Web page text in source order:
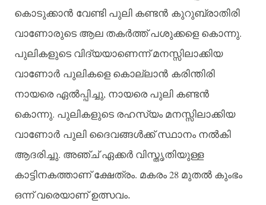
കൊടുക്കാന്‍ വേണ്ടി പുലി കണ്ടന്‍ കുറുബ്രാതിരി
വാണോരുടെ ആല തകർത്ത് പശുക്കളെ കൊന്നു.
പുലികളുടെ വിദ്യയാണെന്ന് മനസ്സിലാക്കിയ
വാണോര്‍ പുലികളെ കൊല്ലാന്‍ കരിന്തിരി
നായരെ ഏല്‍പ്പിച്ചു, നായരെ പുലി കണ്ടന്‍
കൊന്നു. പുലികളുടെ രഹസ്യം മനസ്സിലാക്കിയ
വാണോര്‍ പുലി ദൈവങ്ങള്‍ക്ക് സ്ഥാനം നല്‍കി
ആദരിച്ചു. അഞ്ച് ഏക്കർ വിസ്തൃതിയുള്ള
കാട്ടിനകത്താണ് ക്ഷേത്രം. മകരം 28 മുതൽ കുംഭം
ഒന്ന് വരെയാണ് ഉത്സവം.